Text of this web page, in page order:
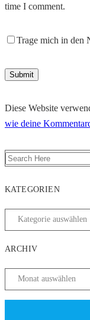
time I comment.
Trage mich in den
Diese Website
wie deine
KATEGORIEN
ARCHIV